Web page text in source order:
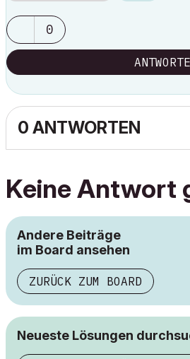
0
0 ANTWORTEN
Keine Antwort
Andere Beiträge
im Board ansehen
ZURÜCK ZUM BOARD
Neueste Lösungen